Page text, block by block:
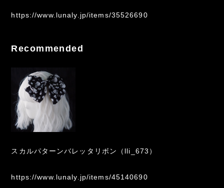
https://www.lunaly.jp/items/35526690
Recommended
スカルパターンバレッタリボン（lli_673）
https://www.lunaly.jp/items/45140690